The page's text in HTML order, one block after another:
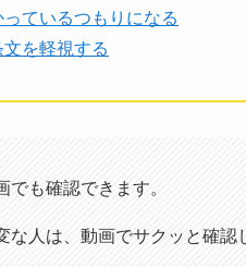
ているつもりになる
を軽視する
も確認できます。
人は、動画でサクッと確認